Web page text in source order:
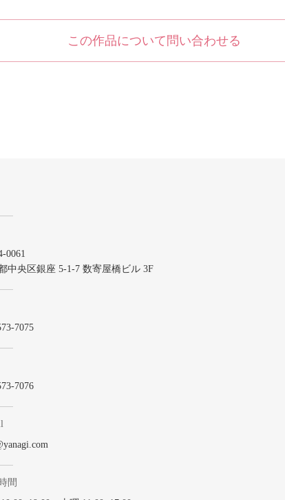
この作品について問い合わせる
0061
中央区銀座 5-1-7 数寄屋橋ビル 3F
7075
7076
間